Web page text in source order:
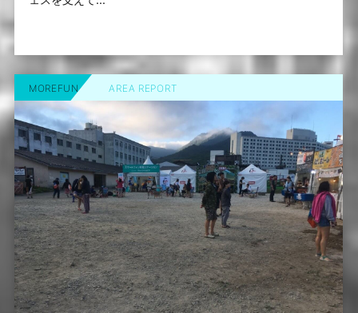
MOREFUN AREA REPORT